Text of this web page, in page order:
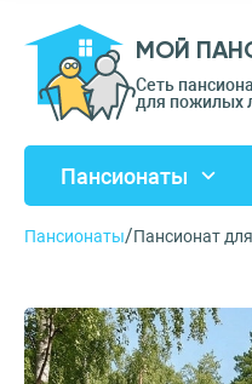
МОЙ
Сеть
для пожилых
Пансионаты
Пансионаты/Пансионат